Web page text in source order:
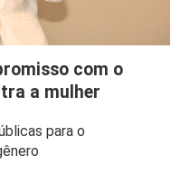
com o
a mulher
para o